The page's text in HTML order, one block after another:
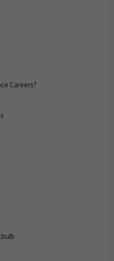
Careers?